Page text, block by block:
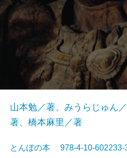
山本勉／著、みうらじゅん
著、橋本麻里／著
とんぼの本 978-4-10-